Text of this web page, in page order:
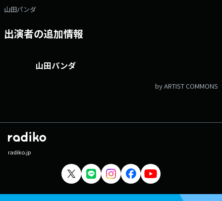
山田パンダ
出演者の追加情報
山田パンダ
by ARTIST COMMONS
radiko.jp